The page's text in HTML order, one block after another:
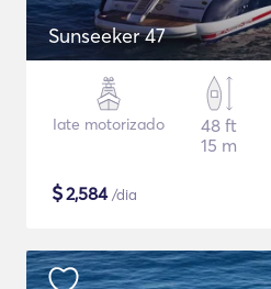
Sunseeker 47
Iate motorizado
48 ft
15 m
$2,584/dia